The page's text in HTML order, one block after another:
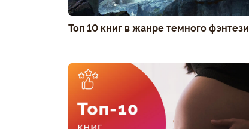
Топ 10 книг в жанре темного фэнтези